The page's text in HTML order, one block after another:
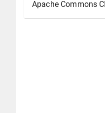
Apache Commons